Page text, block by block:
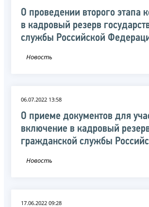
О проведении второго этапа
в кадровый резерв
службы Российской
Новость
06.07.2022 13:58
О приеме документов для
включение в кадровый
гражданской службы
Новость
17.06.2022 09:28